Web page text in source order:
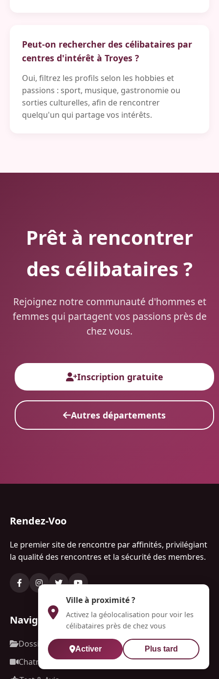
Peut-on rechercher des célibataires par
centres d'intérêt à Troyes ?
Oui, filtrez les profils selon les hobbies et
passions : sport, musique, gastronomie ou
sorties culturelles, afin de rencontrer
quelqu'un qui partage vos intérêts.
Prêt à rencontrer
des célibataires ?
Rejoignez notre communauté d'hommes et
femmes qui partagent vos passions près de
chez vous.
Inscription gratuite
Autres départements
Rendez-Voo
Le premier site de rencontre par affinités, privilégiant
la qualité des rencontres et la sécurité des membres.
Navigation
Dossiers
Chatroulette
Ville à proximité ?
Activez la géolocalisation pour voir les
célibataires près de chez vous
Activer Plus tard